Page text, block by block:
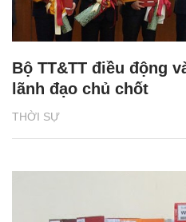
THỜI SỰ
Bộ TT&TT điều động
lãnh đạo chủ chốt